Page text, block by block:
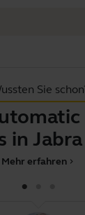
Sie
in
chevron_right
Mehr erfahren